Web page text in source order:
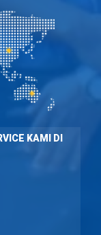
KAMI DI